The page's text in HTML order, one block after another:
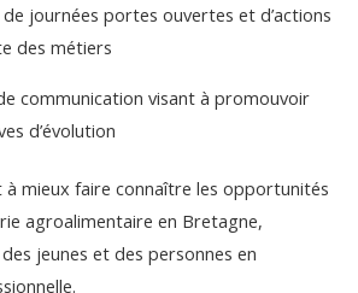
journées portes ouvertes et d’actions
des métiers
communication visant à promouvoir
d’évolution
à mieux faire connaître les opportunités
agroalimentaire en Bretagne,
jeunes et des personnes en